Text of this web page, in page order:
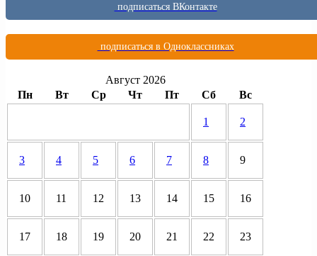
подписаться ВКонтакте
подписаться в Одноклассниках
Август 2026
Пн
Вт Ср Чт Пт Сб Вс
1 2
3 4 5 6 7 8 9
10 11 12 13 14 15 16
17 18 19 20 21 22 23